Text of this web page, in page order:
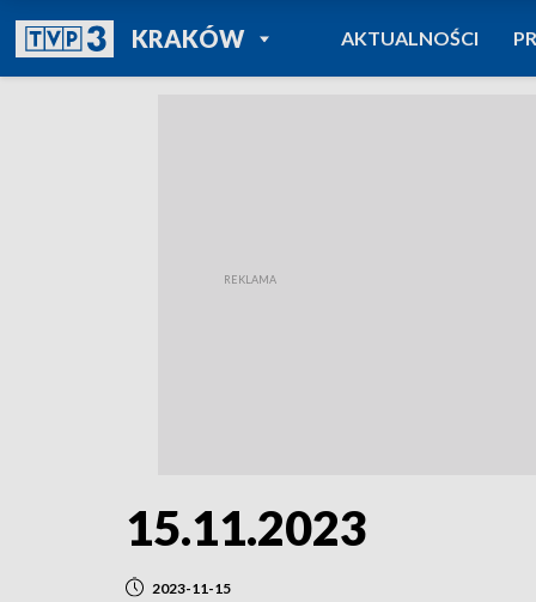
KRAKÓWPOWRÓT DO
TVP REGIONY
AKTUALNOŚCI
15.11.2023
2023-11-15